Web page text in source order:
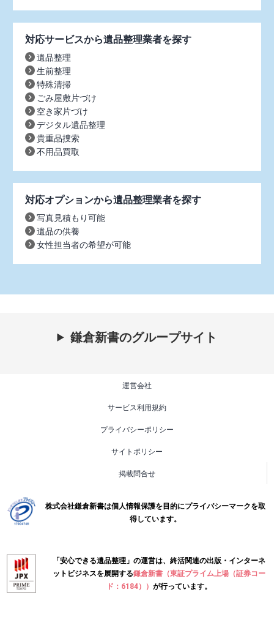
対応サービスから遺品整理業者を探す
遺品整理
生前整理
特殊清掃
ごみ屋敷片づけ
空き家片づけ
デジタル遺品整理
貴重品捜索
不用品買取
対応オプションから遺品整理業者を探す
写真見積もり可能
遺品の供養
女性担当者の希望が可能
鎌倉新書のグループサイト
運営会社
サービス利用規約
プライバシーポリシー
サイトポリシー
掲載問合せ
株式会社鎌倉新書は個人情報保護を目的にプライバシーマークを取
得しています。
「安心できる遺品整理」の運営は、終活関連の出版・インターネ
ットビジネスを展開する鎌倉新書（東証プライム上場（証券コー
ド：6184）） が行っています。